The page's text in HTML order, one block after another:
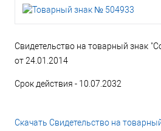
Свидетельство на товарный знак
от 24.01.2014
Срок действия - 10.07.2032
Скачать Свидетельство на